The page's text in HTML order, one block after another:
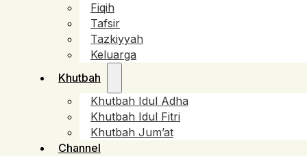
Fiqih
Tafsir
Tazkiyyah
Keluarga
Khutbah
Khutbah Idul Adha
Khutbah Idul Fitri
Khutbah Jum’at
Channel